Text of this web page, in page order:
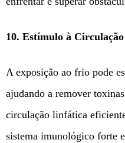
10. Estímulo à
A exposição ao frio pode
ajudando a remover
circulação linfática
sistema imunológico forte